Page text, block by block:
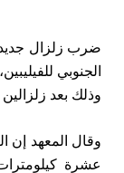
الجنوبي
وذلك بعد زلزالين بقوة 7,4 و6,7
عشرة